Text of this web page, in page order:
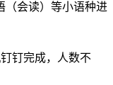
（会读）等小语种进
钉完成，人数不